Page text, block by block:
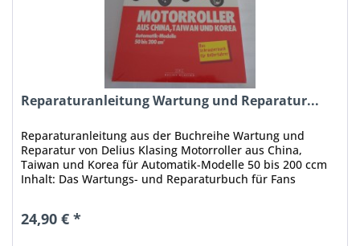
Reparaturanleitung Wartung und Reparatur...
Reparaturanleitung aus der Buchreihe Wartung und
Reparatur von Delius Klasing Motorroller aus China,
Taiwan und Korea für Automatik-Modelle 50 bis 200 ccm
Inhalt: Das Wartungs- und Reparaturbuch für Fans
24,90 € *